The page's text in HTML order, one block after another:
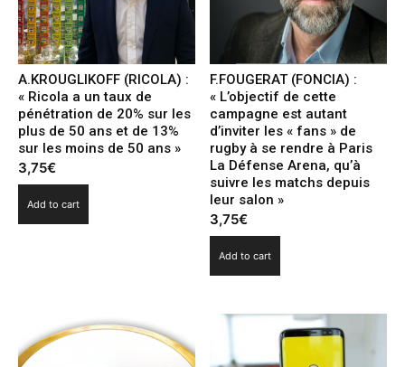
A.KROUGLIKOFF (RICOLA) :
« Ricola a un taux de
pénétration de 20% sur les
plus de 50 ans et de 13%
sur les moins de 50 ans »
3,75€
Add to cart
F.FOUGERAT (FONCIA) :
« L’objectif de cette
campagne est autant
d’inviter les « fans » de
rugby à se rendre à Paris
La Défense Arena, qu’à
suivre les matchs depuis
leur salon »
3,75€
Add to cart